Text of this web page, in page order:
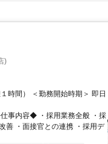
)
時間） ＜勤務開始時期＞ 即日
事内容◆ ・採用業務全般 ・採
善 ・面接官との連携 ・採用デ